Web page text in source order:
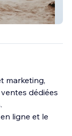
marketing,
dédiées
ligne et le